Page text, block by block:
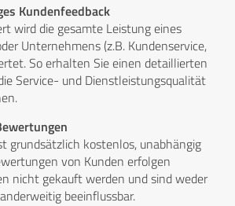
Kundenfeedback
wird die gesamte Leistung eines
Unternehmens (z.B. Kundenservice,
So erhalten Sie einen detaillierten
Service- und Dienstleistungsqualität
grundsätzlich kostenlos, unabhängig
von Kunden erfolgen
nicht gekauft werden und sind weder
beeinflussbar.